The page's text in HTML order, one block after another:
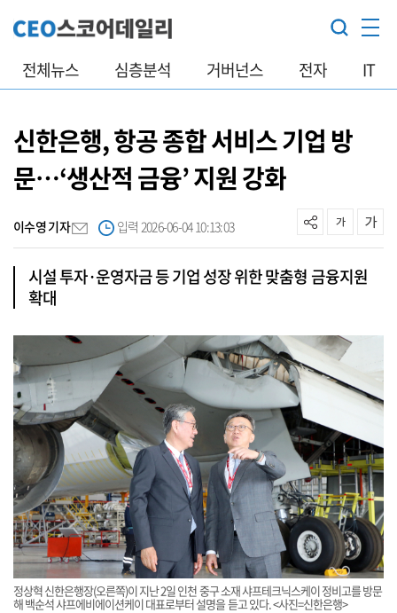
전체뉴스 심층분석 거버넌스 전자 IT
신한은행, 항공 종합 서비스 기업 방
문…‘생산적 금융’ 지원 강화
이수영 기자 입력 2026-06-04 10:13:03
시설 투자·운영자금 등 기업 성장 위한 맞춤형 금융지원
확대
정상혁 신한은행장(오른쪽)이 지난 2일 인천 중구 소재 샤프테크닉스케이 정비고를 방문
해 백순석 샤프에비에이션케이 대표로부터 설명을 듣고 있다. <사진=신한은행>